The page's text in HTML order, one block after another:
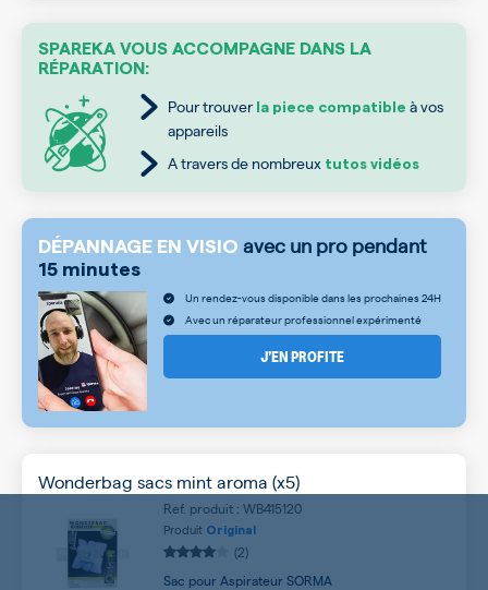
SPAREKA VOUS ACCOMPAGNE DANS LA
RÉPARATION:
Pour trouver la piece compatible à vos
appareils
A travers de nombreux tutos vidéos
DÉPANNAGE EN VISIO avec un pro pendant
15 minutes
Un rendez-vous disponible dans les prochaines 24H
Avec un réparateur professionnel expérimenté
J’EN PROFITE
Wonderbag sacs mint aroma (x5)
Ref. produit : WB415120
Produit Original
(2)
Sac pour Aspirateur SORMA